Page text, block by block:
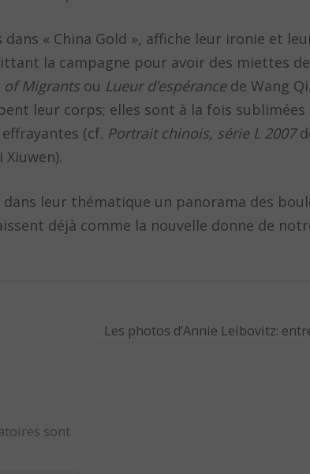
« China Gold », affiche leur ironie et
la campagne pour avoir des miettes
of Migrants ou Lueur d’espérancede Wang
leur corps; elles sont à la fois sublimées
(cf. Portrait chinois, série L 2007
leur thématique un panorama des
déjà comme la nouvelle donne de
Les photos d’Annie Leibovitz:
sont